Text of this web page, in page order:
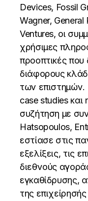
Devices, Fossil
Wagner, General
Ventures, οι
χρήσιμες
προοπτικές που
διάφορους
των
case studies και
συζήτηση με
Hatsopoulos,
εστίασε στις
εξελίξεις, τις
διεθνούς
εγκαθίδρυσης,
της